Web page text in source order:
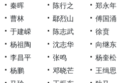
秦晖 陈行之 郑永年
曹林
鄢烈山 傅国涌
于建嵘
陈志武 徐贲
杨祖陶
沈志华 向继东
李昌平
张鸣 杨奎松
杨鹏
邓晓芒 王缉思